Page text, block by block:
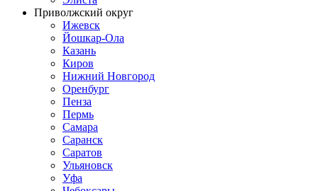
Приволжский округ
Ижевск
Йошкар-Ола
Казань
Киров
Нижний Новгород
Оренбург
Пенза
Пермь
Самара
Саранск
Саратов
Ульяновск
Уфа